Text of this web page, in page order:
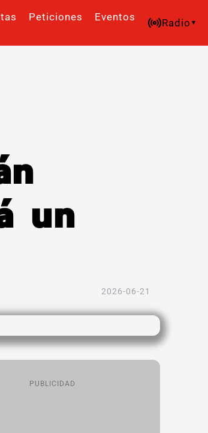
Peticiones Eventos Radio
un
2026-06-21
PUBLICIDAD